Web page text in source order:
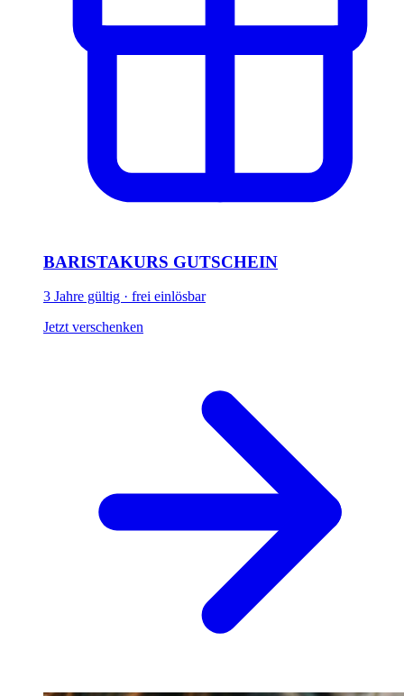
BARISTAKURS GUTSCHEIN
3 Jahre gültig · frei einlösbar
Jetzt verschenken